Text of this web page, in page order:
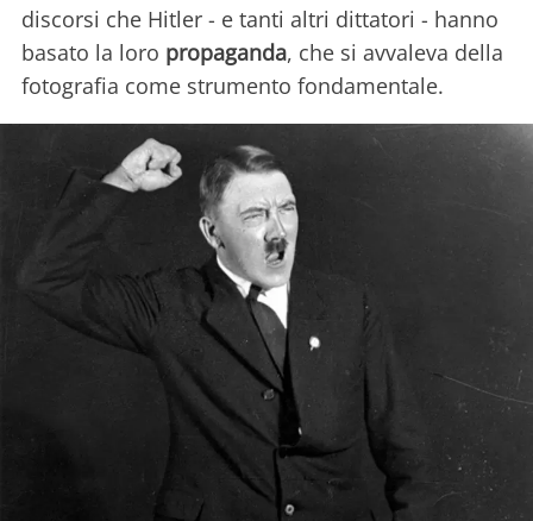
discorsi che Hitler - e tanti altri dittatori - hanno
basato la loro propaganda, che si avvaleva della
fotografia come strumento fondamentale.